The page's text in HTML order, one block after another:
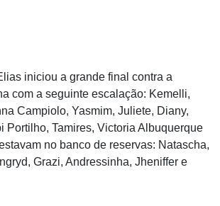
iniciou a grande final contra a
com a seguinte escalação: Kemelli,
Campiolo, Yasmim, Juliete, Diany,
Portilho, Tamires, Victoria Albuquerque
no banco de reservas: Natascha,
Grazi, Andressinha, Jheniffer e